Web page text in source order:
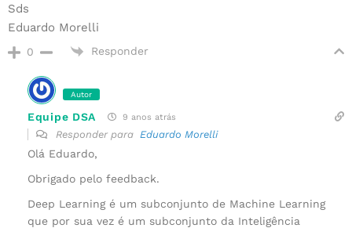
Sds
Eduardo Morelli
0 Responder
Autor
Equipe DSA 9 anos atrás
Responder para Eduardo Morelli
Olá Eduardo,
Obrigado pelo feedback.
Deep Learning é um subconjunto de Machine Learning
que por sua vez é um subconjunto da Inteligência